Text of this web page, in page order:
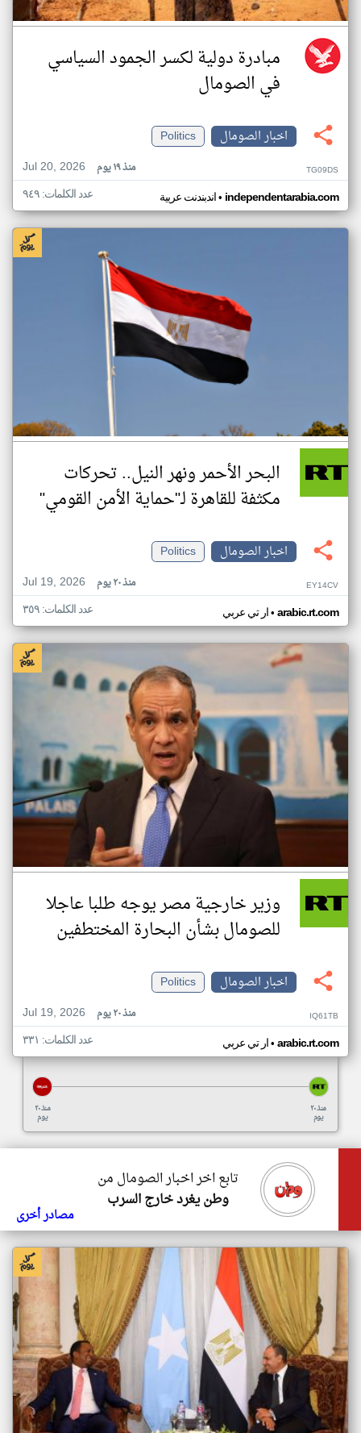
مبادرة دولية لكسر الجمود السياسي
في الصومال
اخبار الصومال
Politics
Jul 20, 2026
منذ ١٩ يوم TG09DS
اندبندنت عربية• independentarabia.com عدد الكلمات: ٩٤٩
البحر الأحمر ونهر النيل.. تحركات
مكثفة للقاهرة لـ"حماية الأمن القومي"
اخبار الصومال
Politics
Jul 19, 2026
منذ ٢٠ يوم EY14CV
ار تي عربي• arabic.rt.com عدد الكلمات: ٣٥٩
وزير خارجية مصر يوجه طلبا عاجلا
للصومال بشأن البحارة المختطفين
اخبار الصومال
Politics
Jul 19, 2026
منذ ٢٠ يوم IQ61TB
ار تي عربي• arabic.rt.com عدد الكلمات: ٣٣١
منذ ٢٠
يوم
منذ ٢٠
يوم
تابع اخر اخبار الصومال من
وطن يغرد خارج السرب
مصادر أخرى